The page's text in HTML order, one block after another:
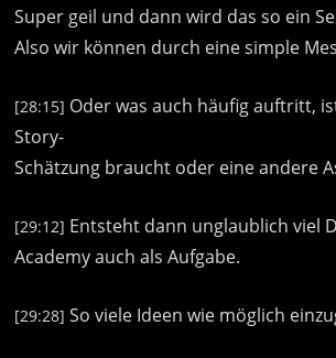
Super geil und dann wird das so ein
Also wir können durch eine simple
[28:15] Oder was auch häufig auftritt,
Story-
Schätzung braucht oder eine andere
[29:12] Entsteht dann unglaublich viel
Academy auch als Aufgabe.
[29:28] So viele Ideen wie möglich